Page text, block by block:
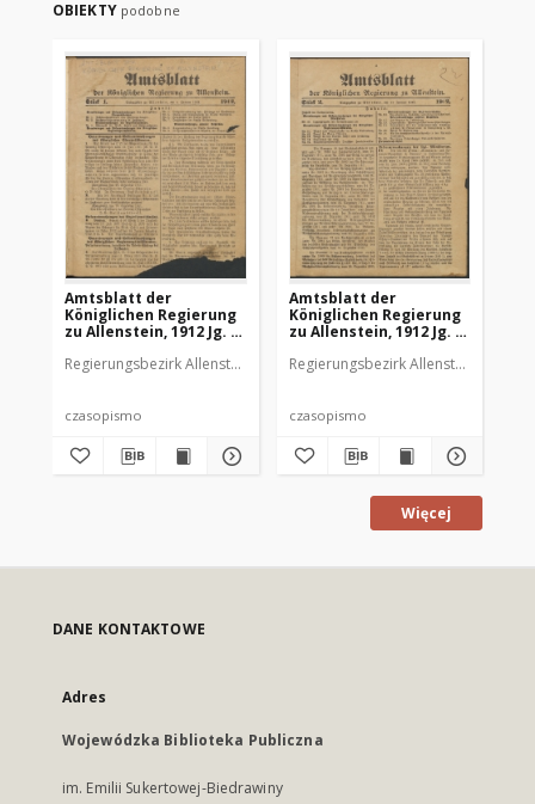
OBIEKTY podobne
Amtsblatt der
Königlichen Regierung
zu Allenstein, 1912 Jg. 8,
Regierungsbezirk Allenstein
czasopismo
Amtsblatt der
Königlichen Regierung
zu Allenstein, 1912 Jg. 8,
Regierungsbezirk Allenstein
czasopismo
Więcej
DANE KONTAKTOWE
Adres
Wojewódzka Biblioteka Publiczna
im. Emilii Sukertowej-Biedrawiny